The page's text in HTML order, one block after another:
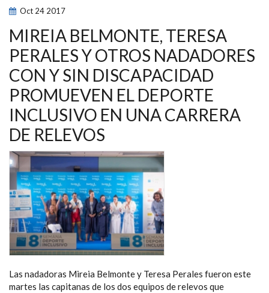
DEPORTE
INCLUSIVO
Y
DUPLICAR
LAS
AYUDAS
AL
DEPORTE
PARALÍMPICO
Oct 24 2017
MIREIA BELMONTE, TERESA
PERALES Y OTROS NADADORES
CON Y SIN DISCAPACIDAD
PROMUEVEN EL DEPORTE
INCLUSIVO EN UNA CARRERA
DE RELEVOS
Las nadadoras Mireia Belmonte y Teresa Perales fueron este
martes las capitanas de los dos equipos de relevos que